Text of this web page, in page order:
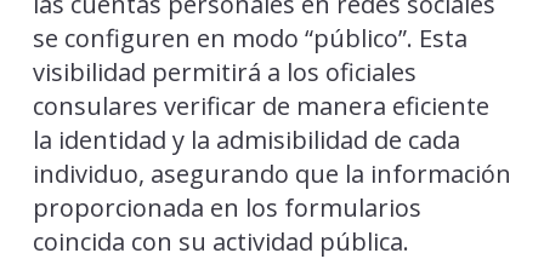
se configuren en modo “público”. Esta
visibilidad permitirá a los oficiales
consulares verificar de manera eficiente
la identidad y la admisibilidad de cada
individuo, asegurando que la información
proporcionada en los formularios
coincida con su actividad pública.